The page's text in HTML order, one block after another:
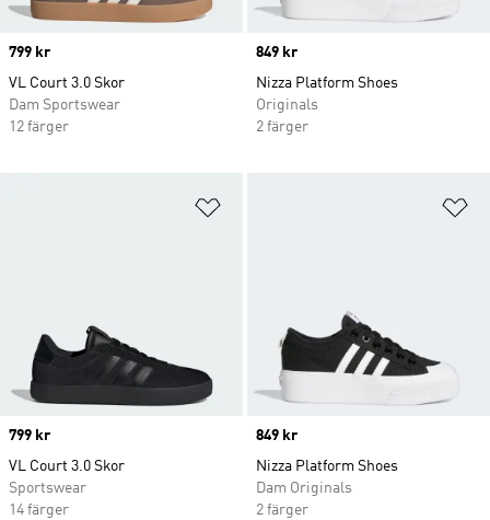
Price
799 kr
VL Court 3.0 Skor
Dam Sportswear
12 färger
Price
849 kr
Nizza Platform Shoes
Originals
2 färger
Price
799 kr
VL Court 3.0 Skor
Sportswear
14 färger
Price
849 kr
Nizza Platform Shoes
Dam Originals
2 färger